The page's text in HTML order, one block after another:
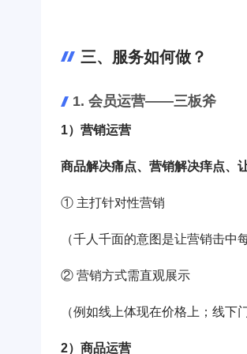
三、服务如何做？
1. 会员运营——三板斧
1）营销运营
商品解决痛点、营销解决痒点、
① 主打针对性营销
（千人千面的意图是让营销击中
② 营销方式需直观展示
（例如线上体现在价格上；线下
2）商品运营